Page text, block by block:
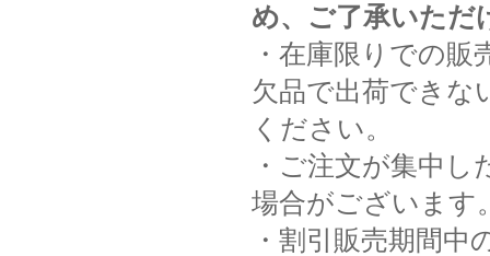
め、ご了承いただ
・在庫限りでの
欠品で出荷できな
ください。
・ご注文が集中
場合がございます
・割引販売期間